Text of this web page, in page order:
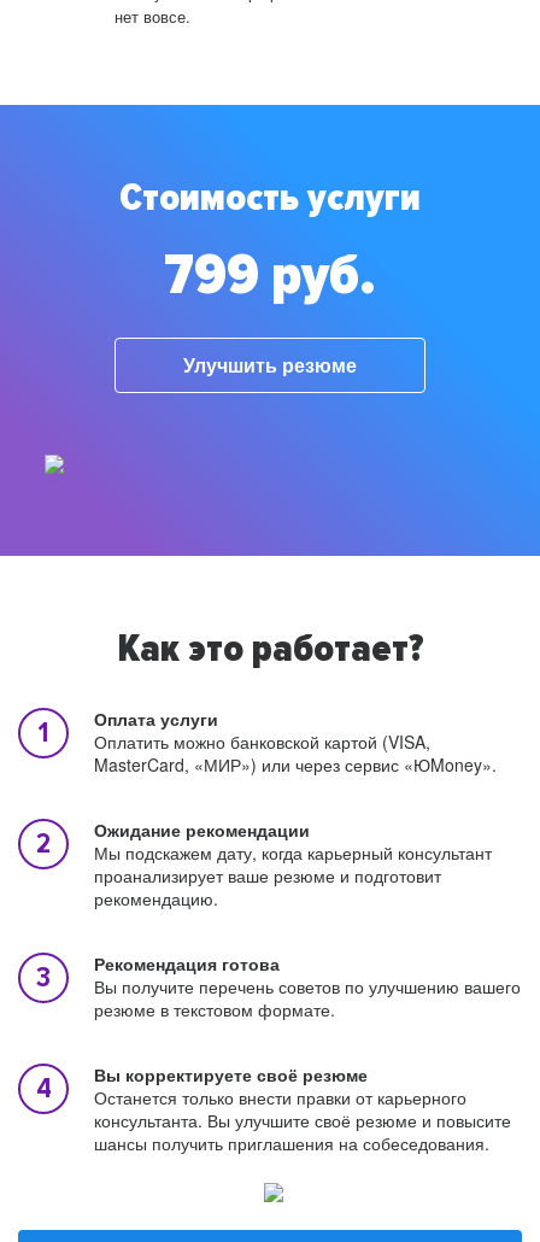
нет вовсе.
Стоимость услуги
799 руб.
Улучшить резюме
Как это работает?
Оплата услуги
Оплатить можно банковской картой (VISA,
MasterCard, «МИР») или через сервис «ЮMoney».
Ожидание рекомендации
Мы подскажем дату, когда карьерный консультант
проанализирует ваше резюме и подготовит
рекомендацию.
Рекомендация готова
Вы получите перечень советов по улучшению вашего
резюме в текстовом формате.
Вы корректируете своё резюме
Останется только внести правки от карьерного
консультанта. Вы улучшите своё резюме и повысите
шансы получить приглашения на собеседования.